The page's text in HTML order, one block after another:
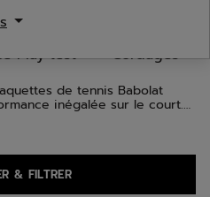
Play test Cordages
de tennis Babolat
inégalée sur le court.
de tennis allient
& FILTRER